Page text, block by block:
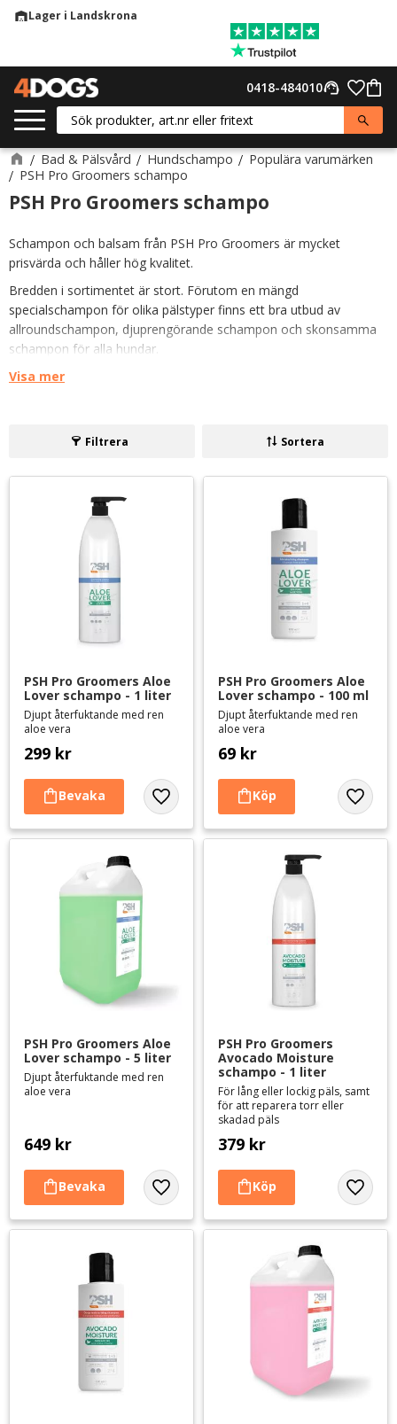
warehouseLager i Landskrona
support_agent
0418-484010
Bad & Pälsvård Hundschampo
Populära varumärken
PSH Pro Groomers schampo
PSH Pro Groomers schampo
Schampon och balsam från PSH Pro Groomers är mycket
prisvärda och håller hög kvalitet.
Bredden i sortimentet är stort. Förutom en mängd
specialschampon för olika pälstyper finns ett bra utbud av
allroundschampon, djuprengörande schampon och skonsamma
schampon för alla hundar.
I balsamsortimentet hittar du här både traditionella balsam,
parabener och silikoner.
Visa mer
Filtrera Sortera
PSH Pro Groomers Aloe
Lover schampo - 1 liter
Djupt återfuktande med ren
aloe vera
299 kr
Lägg till i favoriter
PSH Pro Groomers Aloe
Lover schampo - 100 ml
Djupt återfuktande med ren
aloe vera
69 kr
Lägg
PSH Pro Groomers Aloe
Lover schampo - 5 liter
Djupt återfuktande med ren
aloe vera
649 kr
Lägg till i favoriter
PSH Pro Groomers
Avocado Moisture
schampo - 1 liter
För lång eller lockig päls, samt
för att reparera torr eller
skadad päls
379 kr
Lägg